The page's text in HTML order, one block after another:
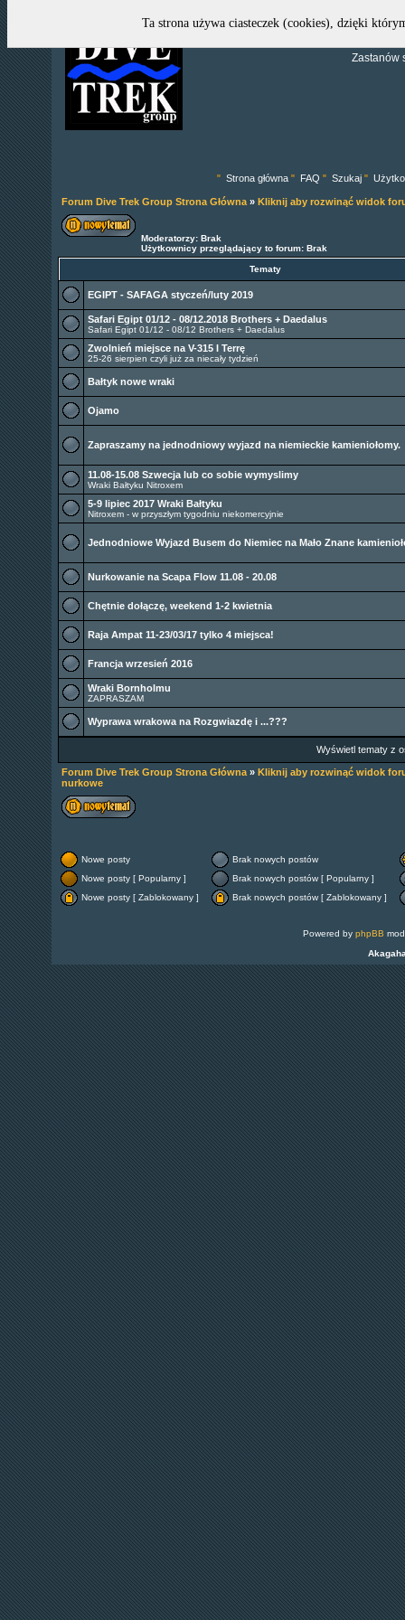
Zastanów
" Strona główna " FAQ " Szukaj "
Forum Dive Trek Group Strona Główna» Kliknij aby rozwinąć widok
Moderatorzy: Brak
Użytkownicy przeglądający to forum: Brak
Tematy
EGIPT - SAFAGA styczeń/luty 2019
Safari Egipt 01/12 - 08/12.2018 Brothers + Daedalus
Safari Egipt 01/12 - 08/12 Brothers + Daedalus
Zwolnień miejsce na V-315 I Terrę
25-26 sierpien czyli już za niecały tydzień
Bałtyk nowe wraki
Ojamo
Zapraszamy na jednodniowy wyjazd na niemieckie kamieniołomy.
11.08-15.08 Szwecja lub co sobie wymyslimy
Wraki Bałtyku Nitroxem
5-9 lipiec 2017 Wraki Bałtyku
Nitroxem - w przyszłym tygodniu niekomercyjnie
Jednodniowe Wyjazd Busem do Niemiec na Mało Znane
Nurkowanie na Scapa Flow 11.08 - 20.08
Chętnie dołączę, weekend 1-2 kwietnia
Raja Ampat 11-23/03/17 tylko 4 miejsca!
Francja wrzesień 2016
Wraki Bornholmu
ZAPRASZAM
Wyprawa wrakowa na Rozgwiazdę i ...???
Wyświetl tematy z
Forum Dive Trek Group Strona Główna» Kliknij aby rozwinąć widok
nurkowe
Nowe posty
Brak nowych postów
Nowe posty [ Popularny ]
Brak nowych postów [ Popularny ]
Nowe posty [ Zablokowany ]
Brak nowych postów [ Zablokowany ]
Powered by phpBB
Ta strona używa ciasteczek (cookies), dzięki